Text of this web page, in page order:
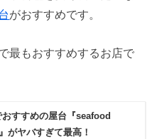
がおすすめです。
最もおすすめするお店で
すすめの屋台『seafood
がヤバすぎて最高！